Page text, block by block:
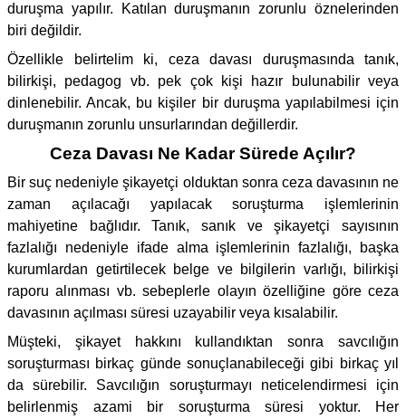
duruşma yapılır. Katılan duruşmanın zorunlu öznelerinden
biri değildir.
Özellikle belirtelim ki, ceza davası duruşmasında tanık,
bilirkişi, pedagog vb. pek çok kişi hazır bulunabilir veya
dinlenebilir. Ancak, bu kişiler bir duruşma yapılabilmesi için
duruşmanın zorunlu unsurlarından değillerdir.
Ceza Davası Ne Kadar Sürede Açılır?
Bir suç nedeniyle şikayetçi olduktan sonra ceza davasının ne
zaman açılacağı yapılacak soruşturma işlemlerinin
mahiyetine bağlıdır. Tanık, sanık ve şikayetçi sayısının
fazlalığı nedeniyle ifade alma işlemlerinin fazlalığı, başka
kurumlardan getirtilecek belge ve bilgilerin varlığı, bilirkişi
raporu alınması vb. sebeplerle olayın özelliğine göre ceza
davasının açılması süresi uzayabilir veya kısalabilir.
Müşteki, şikayet hakkını kullandıktan sonra savcılığın
soruşturması birkaç günde sonuçlanabileceği gibi birkaç yıl
da sürebilir. Savcılığın soruşturmayı neticelendirmesi için
belirlenmiş azami bir soruşturma süresi yoktur. Her